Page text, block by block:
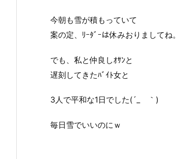
今朝も雪が積もっていて
案の定、ﾘｰﾀﾞｰは休みおりましてね。
でも、私と仲良しｵｻﾝと
遅刻してきたﾊﾞｲﾄ女と
3人で平和な1日でした(´_ゝ｀)
毎日雪でいいのにｗ